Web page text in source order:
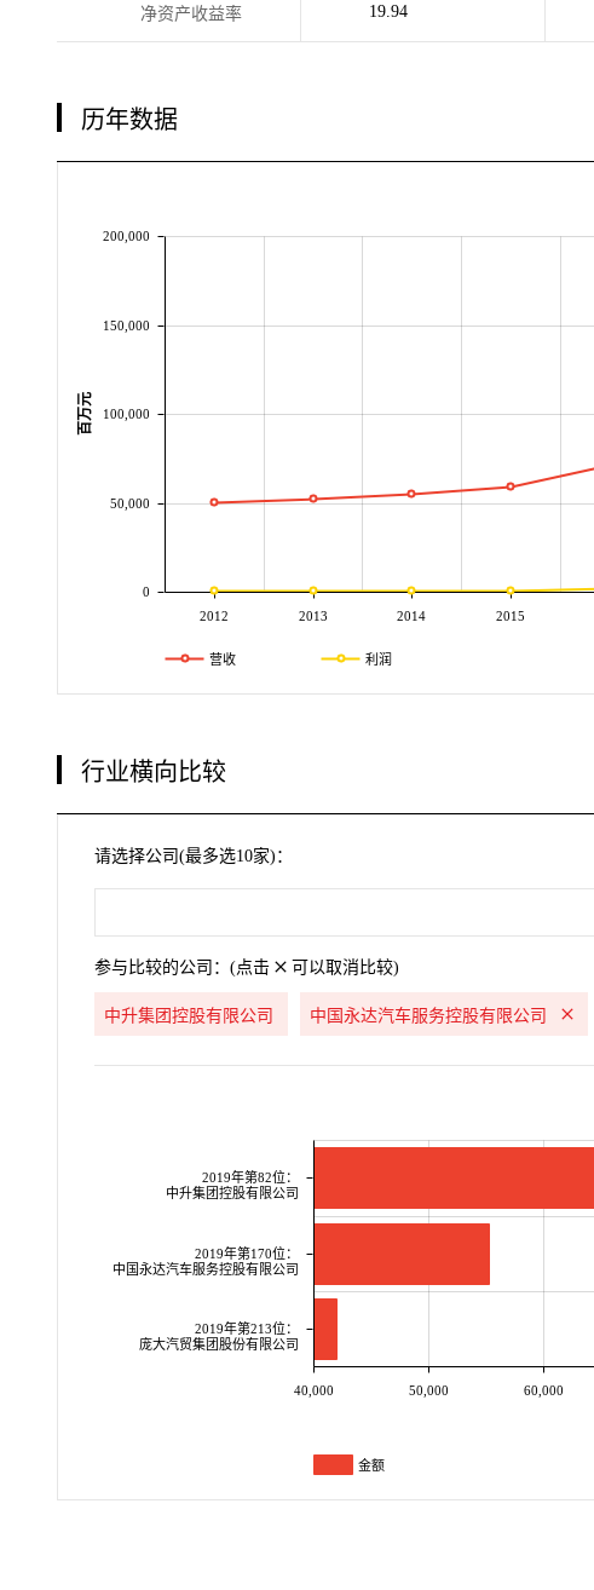
净资产收益率 19.94
历年数据
2012 2013 2014 2015
0
50,000
100,000
150,000
200,000
百万元
营收 利润
行业横向比较
请选择公司(最多选10家)：
参与比较的公司：(点击 可以取消比较)
中升集团控股有限公司 中国永达汽车服务控股有限公司
2019年第82位：
中升集团控股有限公司
2019年第170位：
中国永达汽车服务控股有限公司
2019年第213位：
庞大汽贸集团股份有限公司
40,000 50,000 60,000
金额